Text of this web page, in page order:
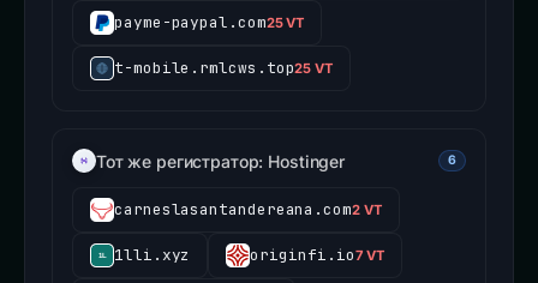
payme-paypal.com25 VT
t-mobile.rmlcws.top25 VT
Тот же регистратор: Hostinger 6
carneslasantandereana.com2 VT
1lli.xyz originfi.io7 VT